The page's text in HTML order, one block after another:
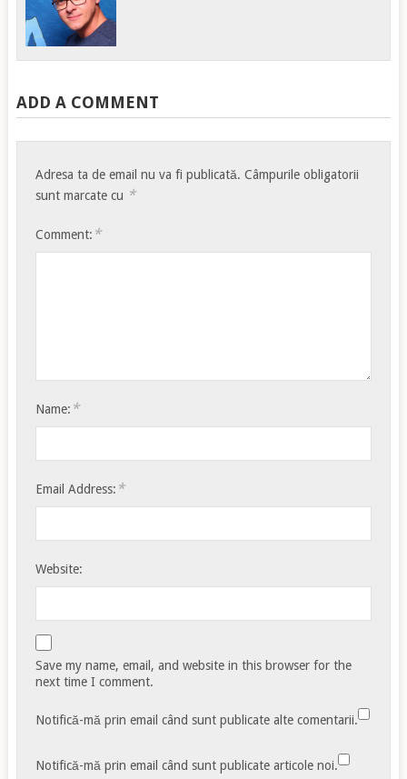
ADD A COMMENT
Adresa ta de email nu va fi publicată. Câmpurile obligatorii
sunt marcate cu *
Comment: *
Name: *
Email Address: *
Website:
Save my name, email, and website in this browser for the
next time I comment.
Notifică-mă prin email când sunt publicate alte comentarii.
Notifică-mă prin email când sunt publicate articole noi.